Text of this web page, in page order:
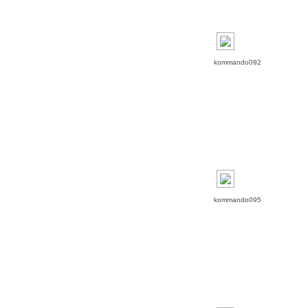
kommando092
kommando095